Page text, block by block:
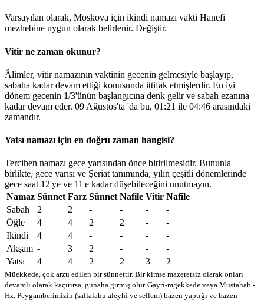
Varsayılan olarak, Moskova için ikindi namazı vakti Hanefi
mezhebine uygun olarak belirlenir. Değiştir.
Vitir ne zaman okunur?
Âlimler, vitir namazının vaktinin gecenin gelmesiyle başlayıp,
sabaha kadar devam ettiği konusunda ittifak etmişlerdir. En iyi
dönem gecenin 1/3'ünün başlangıcına denk gelir ve sabah ezanına
kadar devam eder. 09 Ağustos'ta 'da bu, 01:21 ile 04:46 arasındaki
zamandır.
Yatsı namazı için en doğru zaman hangisi?
Tercihen namazı gece yarısından önce bitirilmesidir. Bununla
birlikte, gece yarısı ve Şeriat tanımında, yılın çeşitli dönemlerinde
gece saat 12'ye ve 11'e kadar düşebileceğini unutmayın.
Namaz Sünnet Farz Sünnet Nafile Vitir Nafile
Sabah
2 2 - - -
-
Öğle
4 4 2 2 -
-
Ikindi
4 4 - - -
-
Akşam - 3 2 - -
-
Yatsı
4 4 2 2 3 2
Müekkede, çok arzu edilen bir sünnettir. Bir kimse mazeretsiz olarak onları
devamlı olarak kaçırırsa, günaha girmiş olur Gayri-mğekkede veya Mustahab -
Hz. Peygamberimizin (sallalahu aleyhi ve sellem) bazen yaptığı ve bazen